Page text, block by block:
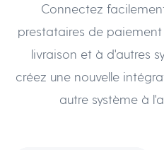
Connectez
prestataires de paiement
livraison et à d'autres
créez une nouvelle
autre système à